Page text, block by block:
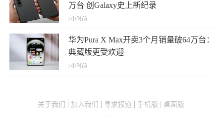
万台 创Galaxy史上新纪录
7小时前
华为Pura X Max开卖3个月销量破64万台：
典藏版更受欢迎
7小时前
关于我们 加入我们 寻求报道 手机版 桌面版